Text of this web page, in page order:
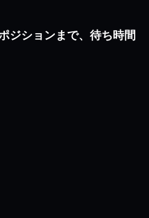
ジションまで、待ち時間